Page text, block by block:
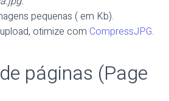
pequenas ( em Kb).
otimize com CompressJPG.
páginas (Page